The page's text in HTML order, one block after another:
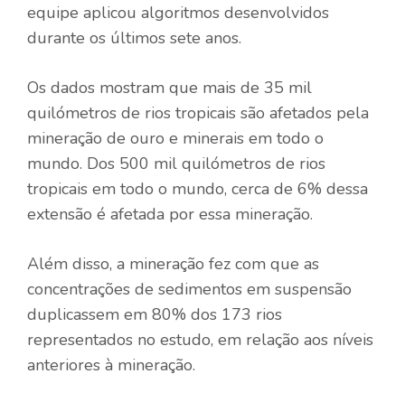
equipe aplicou algoritmos desenvolvidos
durante os últimos sete anos.
Os dados mostram que mais de 35 mil
quilómetros de rios tropicais são afetados pela
mineração de ouro e minerais em todo o
mundo. Dos 500 mil quilómetros de rios
tropicais em todo o mundo, cerca de 6% dessa
extensão é afetada por essa mineração.
Além disso, a mineração fez com que as
concentrações de sedimentos em suspensão
duplicassem em 80% dos 173 rios
representados no estudo, em relação aos níveis
anteriores à mineração.